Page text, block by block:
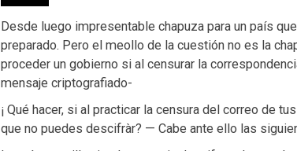
Desde luego impresentable chapuza para un país
preparado. Pero el meollo de la cuestión no es la
proceder un gobierno si al censurar la
mensaje criptografiado-
¡ Qué hacer, si al practicar la censura del correo de
que no puedes descifràr? — Cabe ante ello las